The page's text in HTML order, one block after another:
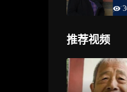
推荐视频